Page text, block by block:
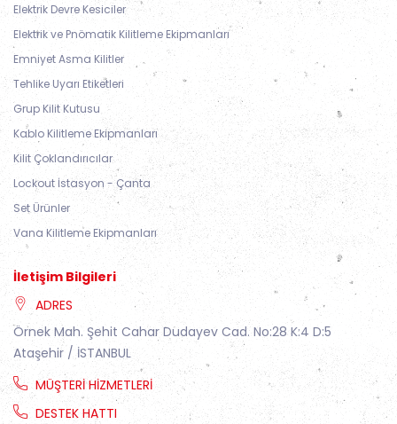
Elektrik Devre Kesiciler
Elektrik ve Pnömatik Kilitleme Ekipmanları
Emniyet Asma Kilitler
Tehlike Uyarı Etiketleri
Grup Kilit Kutusu
Kablo Kilitleme Ekipmanları
Kilit Çoklandırıcılar
Lockout İstasyon - Çanta
Set Ürünler
Vana Kilitleme Ekipmanları
İletişim Bilgileri
ADRES
Örnek Mah. Şehit Cahar Dudayev Cad. No:28 K:4 D:5
Ataşehir / İSTANBUL
MÜŞTERI HIZMETLERI
DESTEK HATTI